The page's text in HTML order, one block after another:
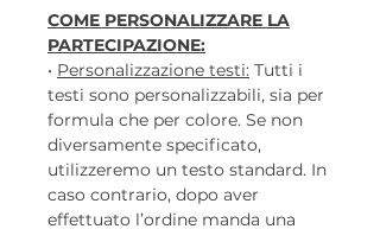
COME PERSONALIZZARE LA
PARTECIPAZIONE:
• Personalizzazione testi: Tutti i
testi sono personalizzabili, sia per
formula che per colore. Se non
diversamente specificato,
utilizzeremo un testo standard. In
caso contrario, dopo aver
effettuato l’ordine manda una